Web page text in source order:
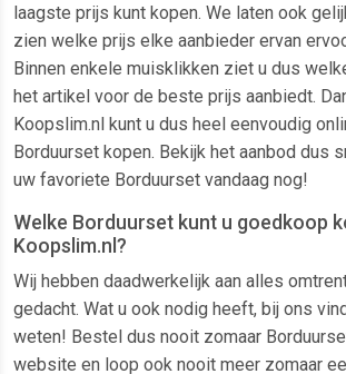
laagste prijs kunt kopen. We laten ook
zien welke prijs elke aanbieder ervan
Binnen enkele muisklikken ziet u dus
het artikel voor de beste prijs aanbiedt.
Koopslim.nl kunt u dus heel eenvoudig
Borduurset kopen. Bekijk het aanbod dus
uw favoriete Borduurset vandaag nog!
Welke Borduurset kunt u goedkoop
Koopslim.nl?
Wij hebben daadwerkelijk aan alles
gedacht. Wat u ook nodig heeft, bij ons
weten! Bestel dus nooit zomaar
website en loop ook nooit meer zomaar